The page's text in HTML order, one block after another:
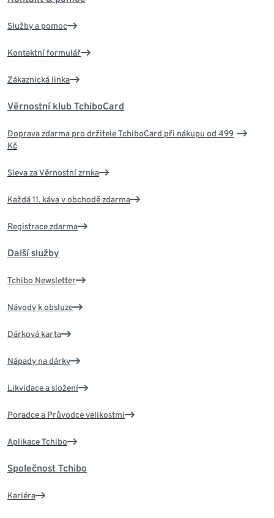
Služby a pomoc
Kontaktní formulář
Zákaznická linka
Věrnostní klub TchiboCard
Doprava zdarma pro držitele TchiboCard při nákupu od 499
Kč
Sleva za Věrnostní zrnka
Každá 11. káva v obchodě zdarma
Registrace zdarma
Další služby
Tchibo Newsletter
Návody k obsluze
Dárková karta
Nápady na dárky
Likvidace a složení
Poradce a Průvodce velikostmi
Aplikace Tchibo
Společnost Tchibo
Kariéra